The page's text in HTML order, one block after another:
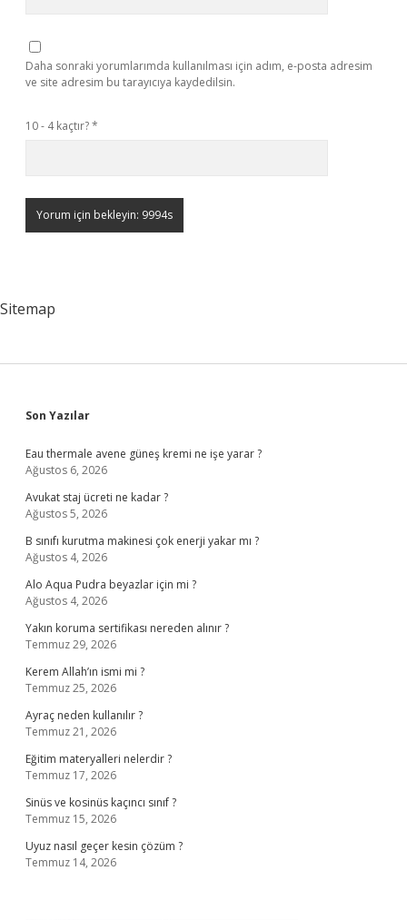
Daha sonraki yorumlarımda kullanılması için adım, e-posta adresim
ve site adresim bu tarayıcıya kaydedilsin.
10 - 4 kaçtır?*
Sitemap
Sidebar
Son Yazılar
Eau thermale avene güneş kremi ne işe yarar ?
Ağustos 6, 2026
Avukat staj ücreti ne kadar ?
Ağustos 5, 2026
B sınıfı kurutma makinesi çok enerji yakar mı ?
Ağustos 4, 2026
Alo Aqua Pudra beyazlar için mi ?
Ağustos 4, 2026
Yakın koruma sertifikası nereden alınır ?
Temmuz 29, 2026
Kerem Allah’ın ismi mi ?
Temmuz 25, 2026
Ayraç neden kullanılır ?
Temmuz 21, 2026
Eğitim materyalleri nelerdir ?
Temmuz 17, 2026
Sinüs ve kosinüs kaçıncı sınıf ?
Temmuz 15, 2026
Uyuz nasıl geçer kesin çözüm ?
Temmuz 14, 2026